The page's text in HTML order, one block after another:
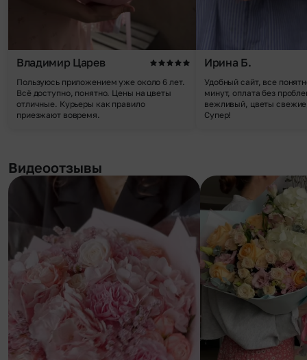
Владимир Царев
Пользуюсь приложением уже около 6 лет.
Всё доступно, понятно. Цены на цветы
отличные. Курьеры как правило
приезжают вовремя.
Ирина Б.
Удобный сайт, все
минут, оплата без
вежливый, цветы
Супер!
Видеоотзывы